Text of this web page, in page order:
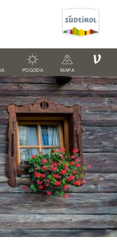
POGODA MAPA
V